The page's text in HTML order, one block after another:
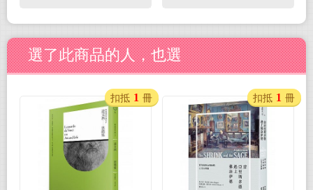
選了此商品的人，也選
扣抵 1 冊 扣抵 1 冊